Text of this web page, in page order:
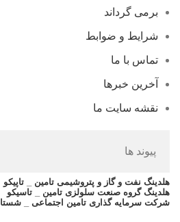
برمی گرداند
شرایط و ضوابط
تماس با ما
آخرین خبرها
نقشه سایت ما
پیوند ها
هلدینگ نفت و گاز و پتروشیمی تامین _ تاپیکو
هلدینگ گروه صنعت سلولزی تامین _ تاسیکو
شرکت سرمایه گذاری تامین اجتماعی _ شستا